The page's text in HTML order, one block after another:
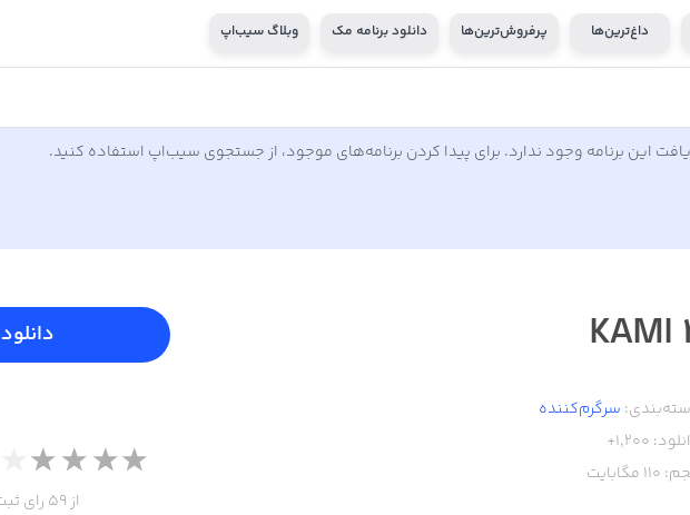
داغ‌ترین‌ها پرفروش‌ترین‌ها دانلود برنامه مک وبلاگ سیب‌اپ
این برنامه وجود ندارد. برای پیدا کردن برنامه‌های موجود، از جستجوی سیب‌اپ استفاده کنید.
KAMI
سرگرم‌کننده
1,200+
110 مگابایت
دانلود
از 59 رای ثبت شده